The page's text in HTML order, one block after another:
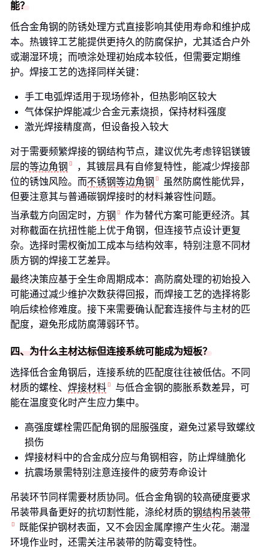
能？
低合金角钢的防锈处理方式直接影响其使用寿命和维护成
本。热镀锌工艺能提供更持久的防腐保护，尤其适合户外
或潮湿环境；而喷涂处理初始成本较低，但需要定期维
护。焊接工艺的选择同样关键：
手工电弧焊适用于现场修补，但热影响区较大
气体保护焊能减少合金元素烧损，保持材料强度
激光焊接精度高，但设备投入较大
对于需要频繁焊接的钢结构节点，建议优先考虑锌铝镁镀
层的等边角钢
，其镀层具有自修复特性，能减少焊接部
位的锈蚀风险。而不锈钢等边角钢
虽然防腐性能优异，
但要注意其与普通碳钢焊接时的材料兼容性问题。
当承载方向固定时， 方钢
作为替代方案可能更经济。其
对称截面在抗扭性能上优于角钢，但连接节点设计更复
杂。选择时需权衡加工成本与结构效率，特别注意不同材
质方钢的焊接工艺差异。
最终决策应基于全生命周期成本：高防腐处理的初始投入
可能通过减少维护次数获得回报，而焊接工艺的选择将影
响后续检修难度。接下来需要确认配套连接件与主材的匹
配度，避免形成防腐薄弱环节。
四、为什么主材达标但连接系统可能成为短板？
选择低合金角钢后，连接系统的匹配度往往被低估。不同
材质的螺栓、 焊接材料
与低合金钢的膨胀系数差异，可
能在温度变化时产生应力集中。
高强度螺栓需匹配角钢的屈服强度，避免过紧导致螺纹
损伤
焊接材料中的合金成分应与角钢相容，防止焊缝脆化
抗震场景需特别注意连接件的疲劳寿命设计
吊装环节同样需要材质协同。低合金角钢的较高硬度要求
吊装带具备更好的抗切割性能，涤纶材质的钢结构吊装带
既能保护钢材表面，又不会因金属摩擦产生火花。潮湿
环境作业时，还需关注吊装带的防霉变特性。